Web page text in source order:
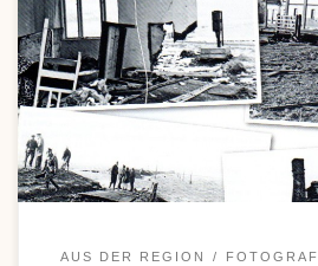
praktische Übersicht zu schnellen
Bonusangeboten. Skrill überzeugt viele
Einzahlungen und komfortable
Zahlungsoption bei vielen Casino-Fans
sich über moderne
AUS DER REGION